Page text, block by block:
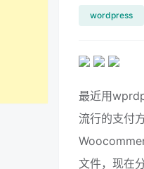
wordpress
最近用
流行的支付
文件，现在